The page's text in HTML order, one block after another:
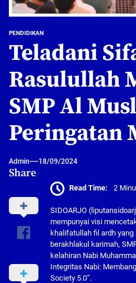
PENDIDIKAN
Teladani
Rasulullah
SMP Al
Peringatan
Admin 18/09/2024
Share
Read Time: 2
SIDOARJO
mempunyai visi
khalifatullah fil ardh yang
berakhlakul karimah,
kelahiran Nabi
Integritas Nabi:
Society 5.0”.